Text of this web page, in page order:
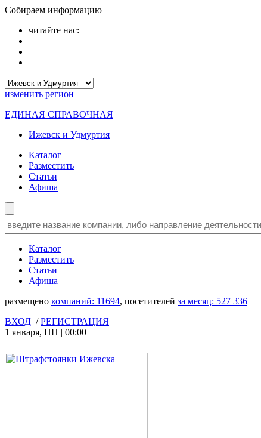
Собираем информацию
читайте нас:
изменить регион
ЕДИНАЯ СПРАВОЧНАЯ
Ижевск и Удмуртия
Каталог
Разместить
Статьи
Афиша
Каталог
Разместить
Статьи
Афиша
размещено компаний: 11694, посетителей за месяц: 527 336
ВХОД /РЕГИСТРАЦИЯ
1 января, ПН | 00:00